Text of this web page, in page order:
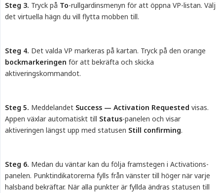
Steg 3. Tryck på To-rullgardinsmenyn för att öppna VP-listan. Välj
det virtuella hägn du vill flytta mobben till.
Steg 4. Det valda VP markeras på kartan. Tryck på den orange
bockmarkeringen för att bekräfta och skicka
aktiveringskommandot.
Steg 5. Meddelandet Success — Activation Requested visas.
Appen växlar automatiskt till Status-panelen och visar
aktiveringen längst upp med statusen Still confirming.
Steg 6. Medan du väntar kan du följa framstegen i Activations-
panelen. Punktindikatorerna fylls från vänster till höger när varje
halsband bekräftar. När alla punkter är fyllda ändras statusen till